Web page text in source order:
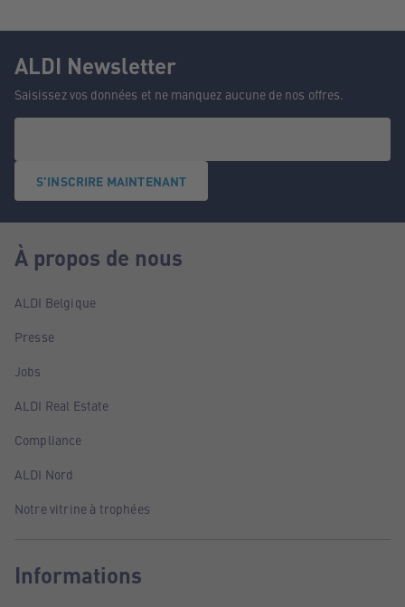
ALDI Newsletter
Saisissez vos données et ne manquez aucune de nos offres.
S'INSCRIRE MAINTENANT
À propos de nous
ALDI Belgique
Presse
Jobs
ALDI Real Estate
Compliance
ALDI Nord
Notre vitrine à trophées
Informations